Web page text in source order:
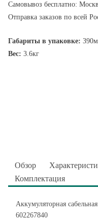
Самовывоз бесплатно:
Отправка заказов по всей
Габариты в упаковке:
Вес: 3.6кг
Обзор
Комплектация
Аккумуляторная
602267840